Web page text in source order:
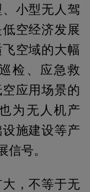
小型无人驾
空经济发展
空域的大幅
检、应急救
应用场景的
为无人机产
施建设等产
信号。
，不等于无